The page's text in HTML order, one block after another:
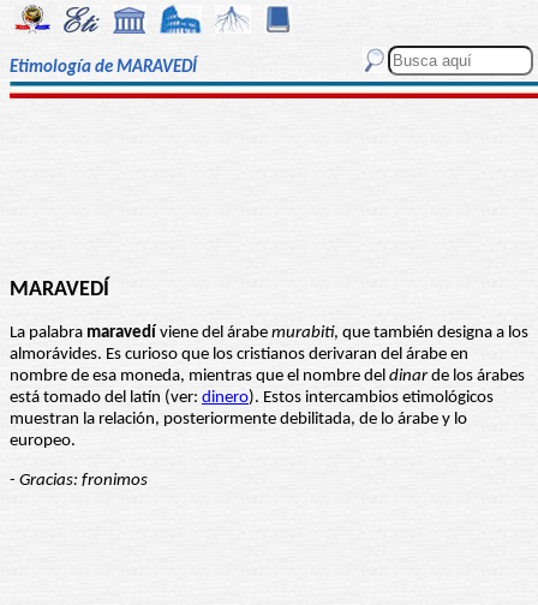
Etimología de MARAVEDÍ
MARAVEDÍ
La palabra maravedí viene del árabe murabiti, que también designa a los
almorávides. Es curioso que los cristianos derivaran del árabe en
nombre de esa moneda, mientras que el nombre del dinarde los árabes
está tomado del latín (ver: dinero). Estos intercambios etimológicos
muestran la relación, posteriormente debilitada, de lo árabe y lo
europeo.
- Gracias: fronimos